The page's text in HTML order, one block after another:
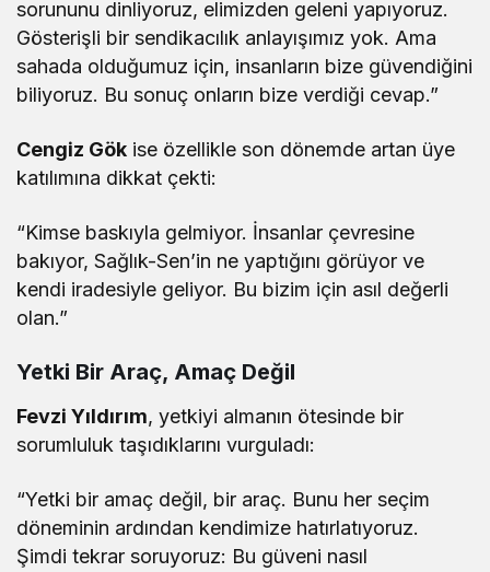
sorununu dinliyoruz, elimizden geleni yapıyoruz.
Gösterişli bir sendikacılık anlayışımız yok. Ama
sahada olduğumuz için, insanların bize güvendiğini
biliyoruz. Bu sonuç onların bize verdiği cevap.”
Cengiz Gök ise özellikle son dönemde artan üye
katılımına dikkat çekti:
“Kimse baskıyla gelmiyor. İnsanlar çevresine
bakıyor, Sağlık-Sen’in ne yaptığını görüyor ve
kendi iradesiyle geliyor. Bu bizim için asıl değerli
olan.”
Yetki Bir Araç, Amaç Değil
Fevzi Yıldırım, yetkiyi almanın ötesinde bir
sorumluluk taşıdıklarını vurguladı:
“Yetki bir amaç değil, bir araç. Bunu her seçim
döneminin ardından kendimize hatırlatıyoruz.
Şimdi tekrar soruyoruz: Bu güveni nasıl